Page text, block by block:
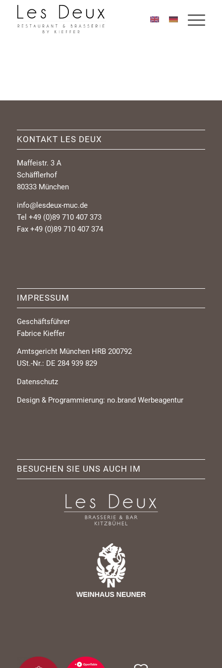
KONTAKT LES DEUX
Maffeistr. 3 A
Schäfflerhof
80333 München
info@lesdeux-muc.de
Tel +49 (0)89 710 407 373
Fax +49 (0)89 710 407 374
IMPRESSUM
Geschäftsführer
Fabrice Kieffer
Amtsgericht München HRB 200792
USt.-Nr.: DE 284 939 829
Datenschutz
Design & Programmierung: no.brand Werbeagentur
BESUCHEN SIE UNS AUCH IM